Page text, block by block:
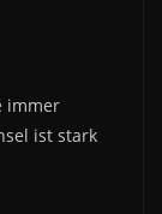
immer
ist stark